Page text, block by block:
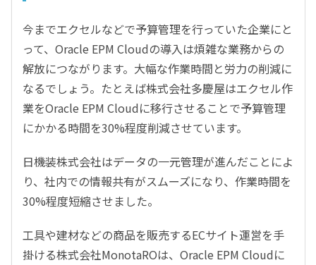
今までエクセルなどで予算管理を行っていた企業にと
って、Oracle EPM Cloudの導入は煩雑な業務からの
解放につながります。大幅な作業時間と労力の削減に
なるでしょう。たとえば株式会社多慶屋はエクセル作
業をOracle EPM Cloudに移行させることで予算管理
にかかる時間を30%程度削減させています。
日機装株式会社はデータの一元管理が進んだことによ
り、社内での情報共有がスムーズになり、作業時間を
30%程度短縮させました。
工具や建材などの商品を販売するECサイト運営を手
掛ける株式会社MonotaROは、Oracle EPM Cloudに